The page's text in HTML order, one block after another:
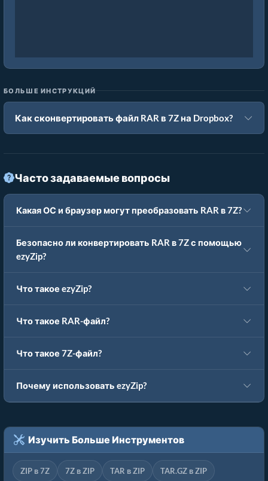
БОЛЬШЕ ИНСТРУКЦИЙ
Как сконвертировать файл RAR в 7Z на Dropbox?
Часто задаваемые вопросы
Какая ОС и браузер могут преобразовать RAR в 7Z?
Безопасно ли конвертировать RAR в 7Z с помощью
ezyZip?
Что такое ezyZip?
Что такое RAR-файл?
Что такое 7Z-файл?
Почему использовать ezyZip?
Изучить Больше Инструментов
ZIP в 7Z 7Z в ZIP TAR в ZIP TAR.GZ в ZIP